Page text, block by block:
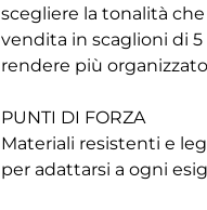
scegliere la tonalità
vendita in scaglioni di
rendere più
PUNTI DI FORZA
Materiali resistenti e
per adattarsi a ogni